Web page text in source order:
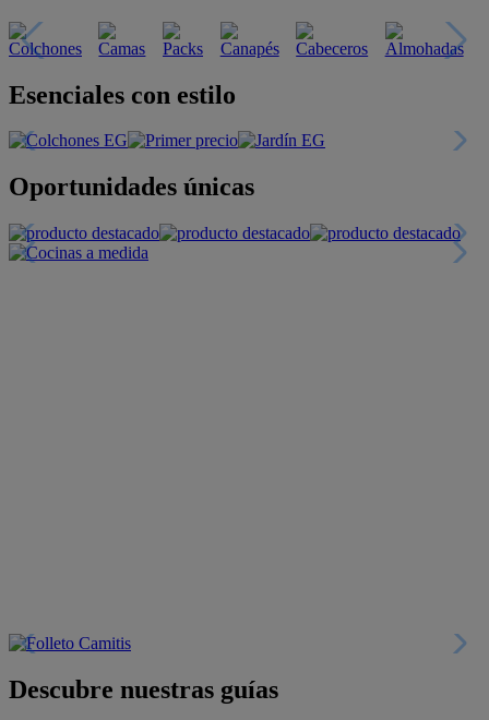
Esenciales con estilo
Oportunidades únicas
Descubre nuestras guías